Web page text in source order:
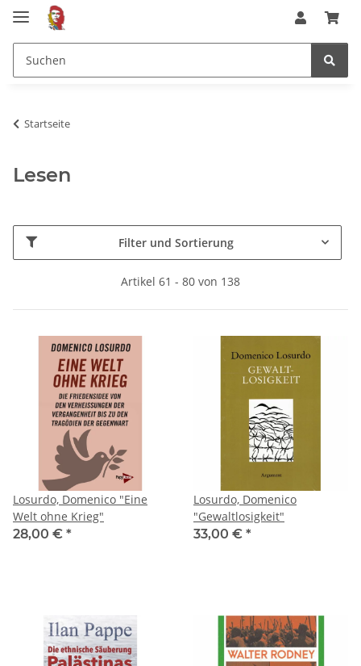
Startseite
Lesen
Filter und Sortierung
Artikel 61 - 80 von 138
Losurdo, Domenico "Eine
Welt ohne Krieg"
28,00 € *
Losurdo, Domenico
"Gewaltlosigkeit"
33,00 € *